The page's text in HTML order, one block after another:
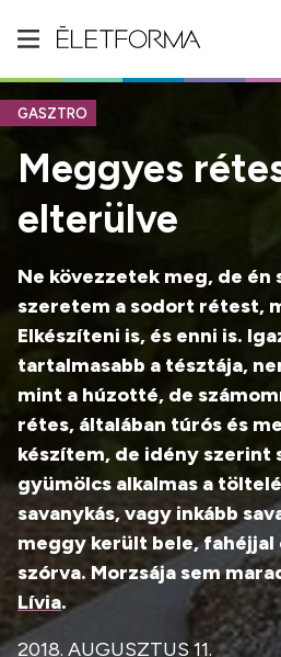
GASZTRO
Meggyes
elterülve
Ne kövezzetek meg, de én
szeretem a sodort rétest,
Elkészíteni is, és enni is.
tartalmasabb a tésztája,
mint a húzotté, de
rétes, általában túrós és
készítem, de idény szerint
gyümölcs alkalmas a
savanykás, vagy inkább
meggy került bele, fahéjjal
szórva. Morzsája sem
Lívia.
2018. AUGUSZTUS 11.